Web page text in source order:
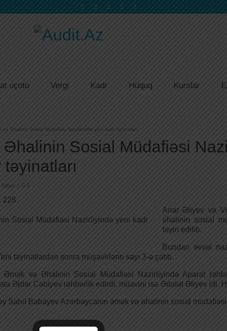
uçotu Vergi Kadr Hüquq Kurslar
və Əhalinin Sosial Müdafiəsi Nazirliyində yeni kadr təyinatları
Sosial Müdafiəsi
Xəbər | 0
228
Anar Əliyev və
əhalinin sosial
təyin edilib.
Bundan əvvəl
təyinatlardan sonra müşavirlərin sayı 3-ə çatıb.
Əmək və Əhalinin Sosial Müdafiəsi Nazirliyində Aparat
Əjdər Cəbiyev rəhbərlik edirdi, müavini isə Ədalət Əliyev idi.
Sahil Babayev Azərbaycanın əmək və əhalinin sosial